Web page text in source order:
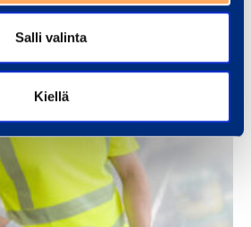
Salli valinta
Kiellä